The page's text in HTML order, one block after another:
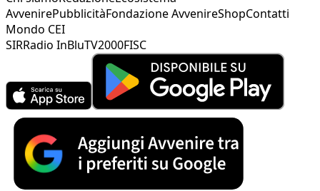
AvvenirePubblicitàFondazione AvvenireShopContatti
Mondo CEI
SIRRadio InBluTV2000FISC